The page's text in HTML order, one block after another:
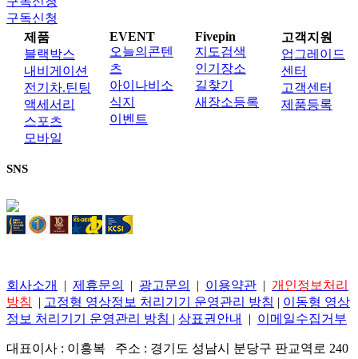
구독신청
제품
블랙박스
내비게이션
전기차.틴팅
액세서리
스포츠
모바일
EVENT
오늘의콘텐
츠
아이나비소
식지
이벤트
Fivepin
지도검색
인기장소
길찾기
새장소등록
고객지원
업그레이드
센터
고객센터
제품등록
SNS
회사소개 | 제휴문의 | 광고문의 | 이용약관 | 개인정보처리
방침
| 고정형 영상정보 처리기기 운영관리 방침 | 이동형 영상
정보 처리기기 운영관리 방침 | 상표권안내 | 이메일수집거부
대표이사 : 이흥복 주소 : 경기도 성남시 분당구 판교역로 240